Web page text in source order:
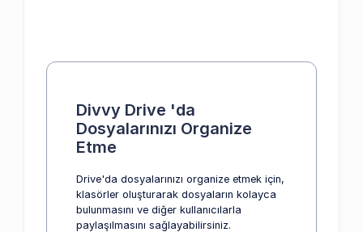
Divvy Drive 'da
Dosyalarınızı Organize
Etme
Drive'da dosyalarınızı organize etmek için,
klasörler oluşturarak dosyaların kolayca
bulunmasını ve diğer kullanıcılarla
paylaşılmasını sağlayabilirsiniz.